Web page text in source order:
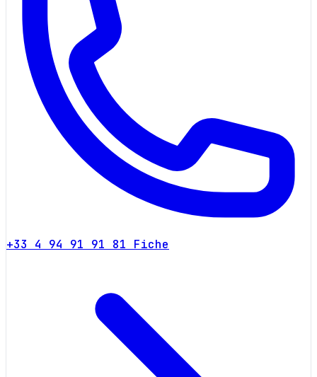
+33 4 94 91 91 81 Fiche